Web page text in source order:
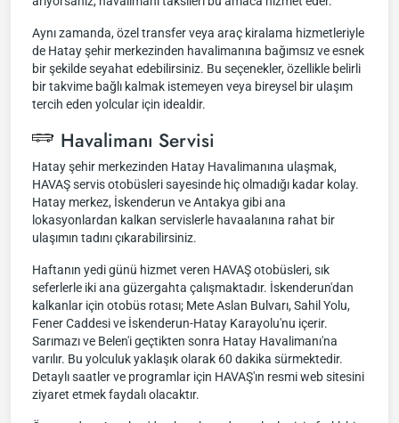
Aynı zamanda, özel transfer veya araç kiralama hizmetleriyle
de Hatay şehir merkezinden havalimanına bağımsız ve esnek
bir şekilde seyahat edebilirsiniz. Bu seçenekler, özellikle belirli
bir takvime bağlı kalmak istemeyen veya bireysel bir ulaşım
tercih eden yolcular için idealdir.
Havalimanı Servisi
Hatay şehir merkezinden Hatay Havalimanına ulaşmak,
HAVAŞ servis otobüsleri sayesinde hiç olmadığı kadar kolay.
Hatay merkez, İskenderun ve Antakya gibi ana
lokasyonlardan kalkan servislerle havaalanına rahat bir
ulaşımın tadını çıkarabilirsiniz.
Haftanın yedi günü hizmet veren HAVAŞ otobüsleri, sık
seferlerle iki ana güzergahta çalışmaktadır. İskenderun'dan
kalkanlar için otobüs rotası; Mete Aslan Bulvarı, Sahil Yolu,
Fener Caddesi ve İskenderun-Hatay Karayolu'nu içerir.
Sarımazı ve Belen'i geçtikten sonra Hatay Havalimanı'na
varılır. Bu yolculuk yaklaşık olarak 60 dakika sürmektedir.
Detaylı saatler ve programlar için HAVAŞ'ın resmi web sitesini
ziyaret etmek faydalı olacaktır.